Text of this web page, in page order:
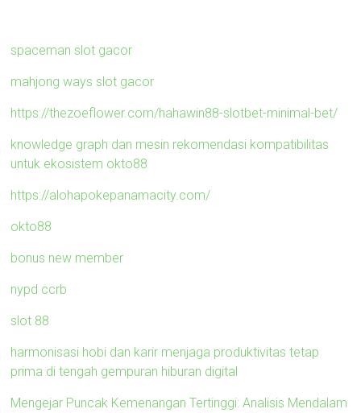
spaceman slot gacor
mahjong ways slot gacor
https://thezoeflower.com/hahawin88-slotbet-minimal-bet/
knowledge graph dan mesin rekomendasi kompatibilitas
untuk ekosistem okto88
https://alohapokepanamacity.com/
okto88
bonus new member
nypd ccrb
slot 88
harmonisasi hobi dan karir menjaga produktivitas tetap
prima di tengah gempuran hiburan digital
Mengejar Puncak Kemenangan Tertinggi: Analisis Mendalam